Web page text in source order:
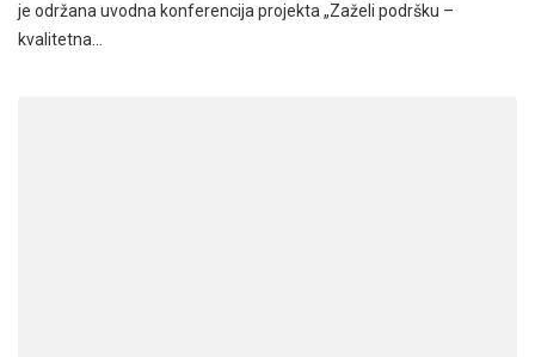
je održana uvodna konferencija projekta „Zaželi podršku –
kvalitetna…